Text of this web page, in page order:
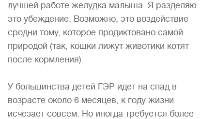
лучшей работе желудка малыша. Я разделяю
это убеждение. Возможно, это воздействие
сродни тому, которое продиктовано самой
природой (так, кошки лижут животики котят
после кормления).
У большинства детей ГЭР идет на спад в
возрасте около 6 месяцев, к году жизни
исчезает совсем. Но иногда требуется более